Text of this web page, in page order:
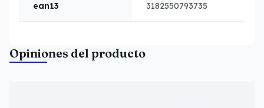
ean13 3182550793735
Opiniones del producto